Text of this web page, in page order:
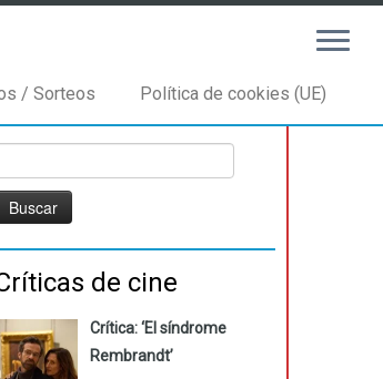
/ Sorteos Política de cookies (UE)
de cine
Crítica: ‘El síndrome
Rembrandt’